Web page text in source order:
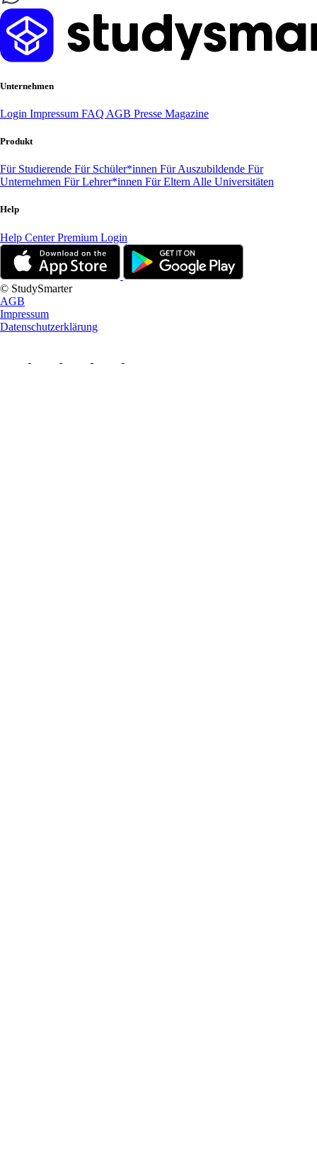
Unternehmen
Login Impressum FAQ AGB Presse Magazine
Produkt
Für Studierende Für Schüler*innen Für Auszubildende Für
Unternehmen Für Lehrer*innen Für Eltern Alle Universitäten
Help
Help CenterPremium Login
© StudySmarter
AGB
Impressum
Datenschutzerklärung